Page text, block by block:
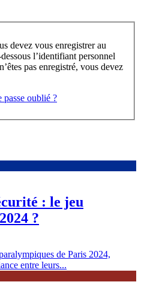
passe oublié ?
: le jeu
?
de Paris 2024,
entre leurs...